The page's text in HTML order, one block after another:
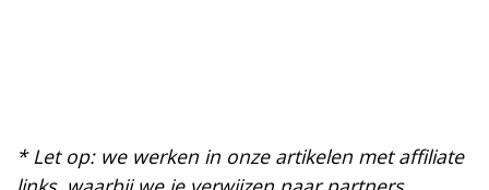
* Let op: we werken in onze artikelen met affiliate